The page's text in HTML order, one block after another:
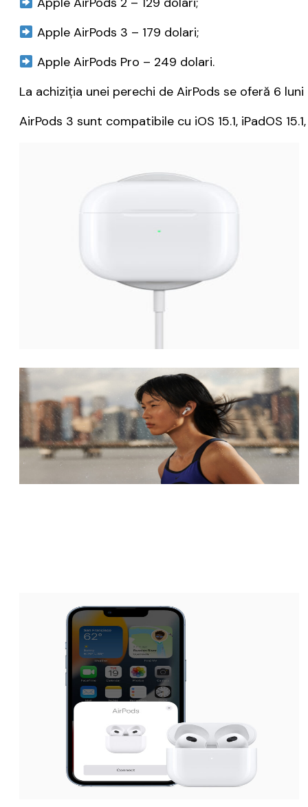
Apple AirPods 3 – 179 dolari;
Apple AirPods Pro – 249 dolari.
La achiziția unei perechi de AirPods se oferă 6
AirPods 3 sunt compatibile cu iOS 15.1, iPadOS